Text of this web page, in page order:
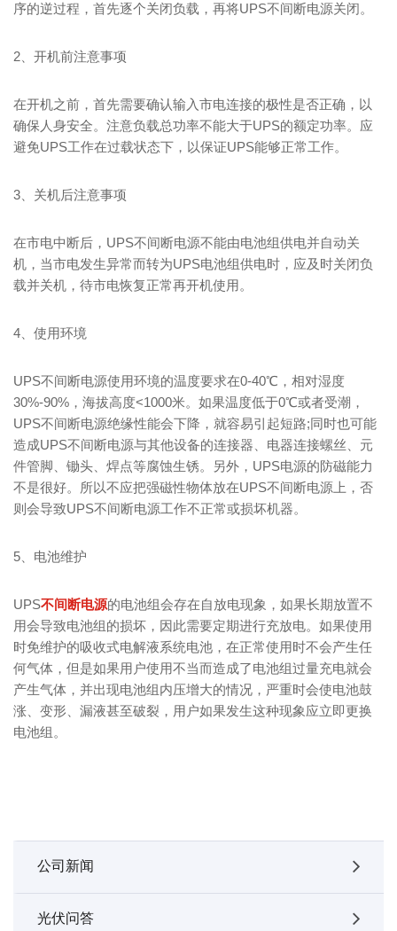
序的逆过程，首先逐个关闭负载，再将UPS不间断电源关闭。
2、开机前注意事项
在开机之前，首先需要确认输入市电连接的极性是否正确，以
确保人身安全。注意负载总功率不能大于UPS的额定功率。应
避免UPS工作在过载状态下，以保证UPS能够正常工作。
3、关机后注意事项
在市电中断后，UPS不间断电源不能由电池组供电并自动关
机，当市电发生异常而转为UPS电池组供电时，应及时关闭负
载并关机，待市电恢复正常再开机使用。
4、使用环境
UPS不间断电源使用环境的温度要求在0-40℃，相对湿度
30%-90%，海拔高度<1000米。如果温度低于0℃或者受潮，
UPS不间断电源绝缘性能会下降，就容易引起短路;同时也可能
造成UPS不间断电源与其他设备的连接器、电器连接螺丝、元
件管脚、锄头、焊点等腐蚀生锈。另外，UPS电源的防磁能力
不是很好。所以不应把强磁性物体放在UPS不间断电源上，否
则会导致UPS不间断电源工作不正常或损坏机器。
5、电池维护
UPS不间断电源的电池组会存在自放电现象，如果长期放置不
用会导致电池组的损坏，因此需要定期进行充放电。如果使用
时免维护的吸收式电解液系统电池，在正常使用时不会产生任
何气体，但是如果用户使用不当而造成了电池组过量充电就会
产生气体，并出现电池组内压增大的情况，严重时会使电池鼓
涨、变形、漏液甚至破裂，用户如果发生这种现象应立即更换
电池组。
公司新闻
光伏问答